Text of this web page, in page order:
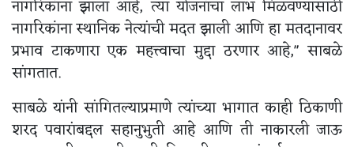
नागरिकांना झाला आहे, त्या योजनांचा लाभ मिळवण्यासाठी
नागरिकांना स्थानिक नेत्यांची मदत झाली आणि हा मतदानावर
प्रभाव टाकणारा एक महत्त्वाचा मुद्दा ठरणार आहे," साबळे
सांगतात.
साबळे यांनी सांगितल्याप्रमाणे त्यांच्या भागात काही ठिकाणी
शरद पवारांबद्दल सहानुभुती आहे आणि ती नाकारली जाऊ